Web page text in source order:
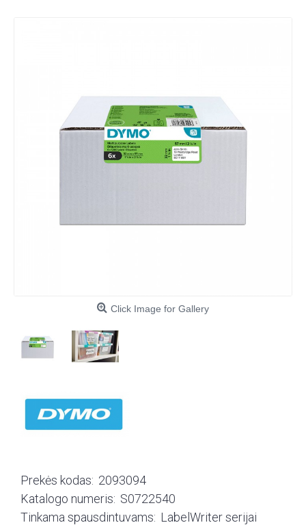
Click Image for Gallery
Prekės kodas: 2093094
Katalogo numeris: S0722540
Tinkama spausdintuvams: LabelWriter serijai